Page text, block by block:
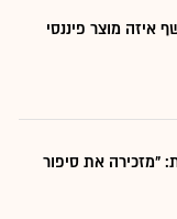
איזה מוצר פיננסי
"מזכירה את סיפור